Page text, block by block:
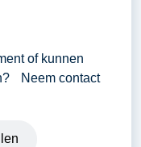
of kunnen
Neem contact